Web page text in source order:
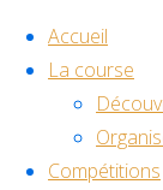
Skip to content
Accueil
La course
Compétitions